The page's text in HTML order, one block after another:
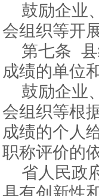
鼓励企业
会组织等开
第七条
成绩的单位
鼓励企业
会组织等根
成绩的个人
职称评价的
省人民政